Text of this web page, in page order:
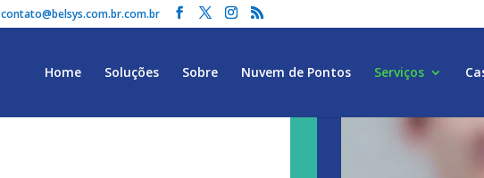
contato@belsys.com.br.com.br
Home Soluções Sobre Nuvem de Pontos Serviços